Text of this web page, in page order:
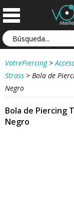
VotrePiercing >
Strass > Bola de
Negro
Bola de Piercing
Negro